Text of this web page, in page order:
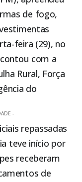
de fogo,
feira (29), no
com a
Rural, Força
do
-
repassadas
teve início por
receberam
de